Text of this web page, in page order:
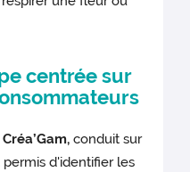
centrée sur
Créa’Gam, conduit sur
permis d'identifier les